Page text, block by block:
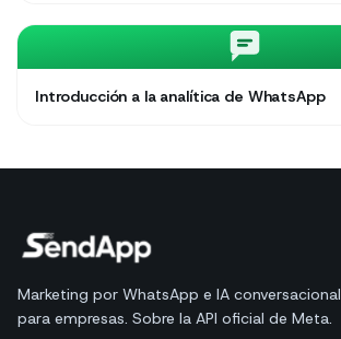
Introducción a la analítica de WhatsApp
Marketing por WhatsApp e IA conversacional
para empresas. Sobre la API oficial de Meta.